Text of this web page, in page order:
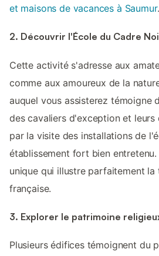
et maisons de vacances à Saumur.
2. Découvrir l'École du Cadre
Cette activité s'adresse aux
comme aux amoureux de la
auquel vous assisterez témoigne
des cavaliers d'exception et leurs
par la visite des installations de
établissement fort bien
unique qui illustre parfaitement
française.
3. Explorer le patrimoine
Plusieurs édifices témoignent du